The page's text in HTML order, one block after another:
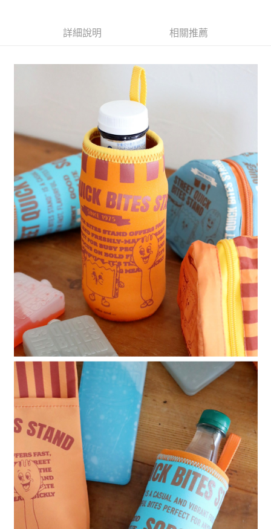
3.實際核准額度、可分期數及費用金額請依後續交易確認頁面所載為準。
1.分期款項不併入電信帳單，「大哥付你分期」於每月結算日後寄送繳費提
帳／街口支付／iPASS MONEY」等通路繳費。
【注意事項】
1.本服務係由「台灣大哥大股份有限公司」（以下簡稱本公司）所提供，讓
用戶於交易時，得透過本服務購買商品或服務，並由商店將買賣／分期付款
買賣價金債權讓與本公司後，依約使用本公司帳單繳交帳款。
2.基於同意付款使用「大哥付你分期」之契約關係目的，商店將以您的個人
資料（包含姓名、電話或地址）提供予台灣大哥大進項蒐集、處理及利用，
由本公司與您本人進行分期帳單所需資料之確認、核對及更正。
3.完整用戶服務條款，請詳閱以下連結：https://oppay.tw/userRule
AFTEE先享後付是「在收到商品之後才付款」的支付方式。 讓您購物簡單便
２．便利：只要手機號碼，簡訊認證，即可結帳。
３．安心：先確認商品／服務後，再付款。
１．於結帳方式選擇「AFTEE先享後付」後，將跳轉至「AFTEE先享後付」
２．訂單成立數日內，您將收到繳費通知簡訊。
３．收到繳費通知簡訊後14天內，點擊此簡訊中的連結，可透過四大超商／
ATM／網路銀行／等多元方式進行付款，方視為交易完成。
※ 請注意：結帳手續完成當下不需立刻繳費，但若您需要取消訂單，請聯絡
購買商品的店家。未經商家同意取消之訂單仍視為有效，需透過AFTEE先享
後付繳納相關費用。
※ 交易是否成功請以「AFTEE先享後付 」之結帳頁面顯示為準，若有關於
是否繳費成功／繳費後需取消欲退款等相關疑問，請聯繫「AFTEE先享後付
客戶支援中心」 https://netprotections.freshdesk.com/support/home
【注意事項】
１．透過由恩沛科技股份有限公司提供之「AFTEE先享後付」服務完成之交
易，需依本服務之必要範圍內提供個人資料，並將交易相關給付款項請求債
權轉讓予恩沛科技股份有限公司。
２．關於個人資料處理事宜，請瀏覽以下網址：
https://aftee.tw/terms/#terms3
３．未成年的使用者請事先徵得法定代理人或監護人之同意方可使用
「AFTEE先享後付」，若未經同意申辦者引起之損失，本公司不負相關責
任。
４．使用「AFTEE先享後付」時，將依據個別帳號之用戶狀況，依本公司即
時審查核予不同之上限額度；若仍有額度不足之情形，本公司將視審查結果
請求用戶進行身份認證。
５．嚴禁一人註冊多個帳號或使用他人資訊註冊。若發現惡意使用之情形，
恩沛科技股份有限公司將有權停止該用戶之使用額度並採取法律行動。
每筆NT$80，滿NT$888(含以上)免運費
7-11 取貨付款
每筆NT$80，滿NT$1,500(含以上)免運費
付款後 7-11取貨
每筆NT$80，滿NT$1,500(含以上)免運費
宅配
每筆NT$80，滿NT$1,500(含以上)免運費
詳細說明 相關推薦